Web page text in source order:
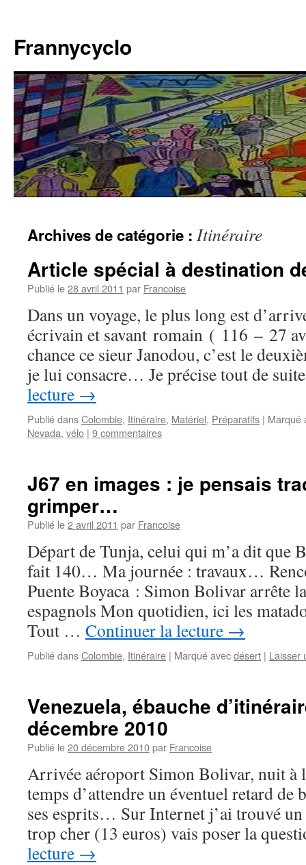
contenu
Frannycyclo
Archives de catégorie : Itinéraire
Article spécial à destination
Publié le28 avril 2011 par Francoise
Dans un voyage, le plus long est
écrivain et savant romain ( 116 – 27
chance ce sieur Janodou, c’est le
je lui consacre… Je précise tout de
lecture →
Publié dansColombie, Itinéraire, Matériel, Préparatifs | Marqué
Nevada, vélo | 9 commentaires
J67 en images : je pensais
grimper…
Publié le2 avril 2011 par Francoise
Départ de Tunja, celui qui m’a dit que
fait 140… Ma journée : travaux…
Puente Boyaca : Simon Bolivar arrête
espagnols Mon quotidien, ici les
Tout … Continuer la lecture →
Publié dansColombie, Itinéraire | Marqué avecdésert | Laisser
Venezuela, ébauche
décembre 2010
Publié le20 décembre 2010par Francoise
Arrivée aéroport Simon Bolivar, nuit à
temps d’attendre un éventuel retard de
ses esprits… Sur Internet j’ai trouvé
trop cher (13 euros) vais poser la
lecture →